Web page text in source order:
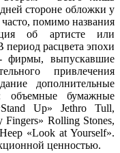
стороне обложки у
помимо названия
об артисте или
расцвета эпохи
фирмы, выпускавшие
привлечения
дополнительные
объемные бумажные
Up» Jethro Tull,
Rolling Stones,
«Look at Yourself».
ценностью.